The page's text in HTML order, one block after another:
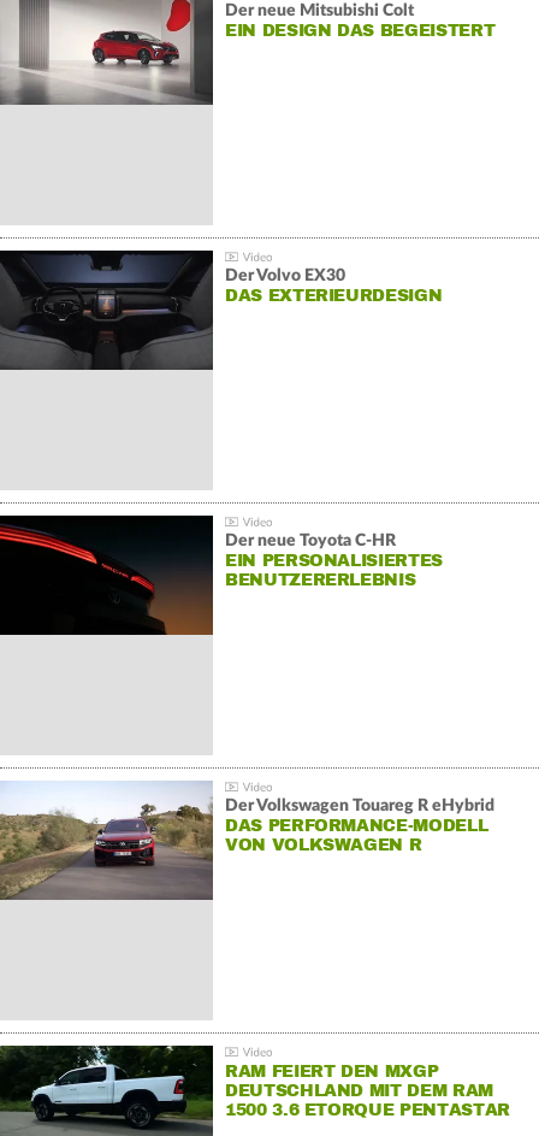
Der neue Mitsubishi Colt
EIN DESIGN DAS BEGEISTERT
Der Volvo EX30
DAS EXTERIEURDESIGN
Der neue Toyota C-HR
EIN PERSONALISIERTES
BENUTZERERLEBNIS
Der Volkswagen Touareg R eHybrid
DAS PERFORMANCE-MODELL
VON VOLKSWAGEN R
RAM FEIERT DEN MXGP
DEUTSCHLAND MIT DEM RAM
1500 3.6 ETORQUE PENTASTAR